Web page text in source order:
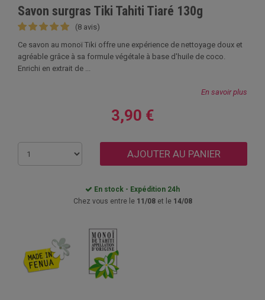
Savon surgras Tiki Tahiti Tiaré 130g
(8 avis)
Ce savon au monoï Tiki offre une expérience de nettoyage doux et
agréable grâce à sa formule végétale à base d'huile de coco.
Enrichi en extrait de ...
En savoir plus
3,90 €
AJOUTER AU PANIER
En stock - Expédition 24h
Chez vous entre le 11/08et le 14/08